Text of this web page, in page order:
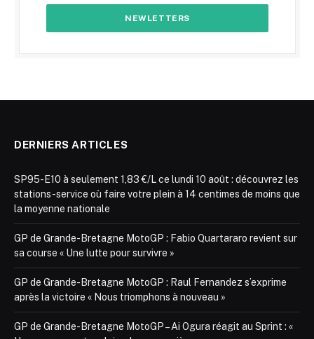
DERNIERS ARTICLES
SP95-E10 à seulement 1,83 €/L ce lundi 10 août : découvrez les
stations-service où faire votre plein à 14 centimes de moins que
la moyenne nationale
GP de Grande-Bretagne MotoGP : Fabio Quartararo revient sur
sa course « Une lutte pour survivre »
GP de Grande-Bretagne MotoGP : Raul Fernandez s’exprime
après la victoire « Nous triomphons à nouveau »
GP de Grande-Bretagne MotoGP – Ai Ogura réagit au Sprint : «